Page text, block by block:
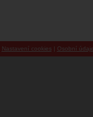
Nastavení cookies | Osobní